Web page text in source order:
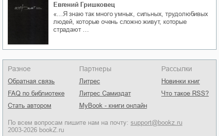
Евгений Гришковец
«…Я знаю так много умных, сильных, трудолюбивых
людей, которые очень сложно живут, которые
страдают …
Разное
Обратная связь
FAQ по библиотеке
Стать автором
Партнеры
Литрес
Литрес Самиздат
MyBook - книги онлайн
Рассылки
Новинки книг
Что такое RSS?
По всем вопросам пишите нам на почту: support@bookz.ru
2003-2026 bookZ.ru